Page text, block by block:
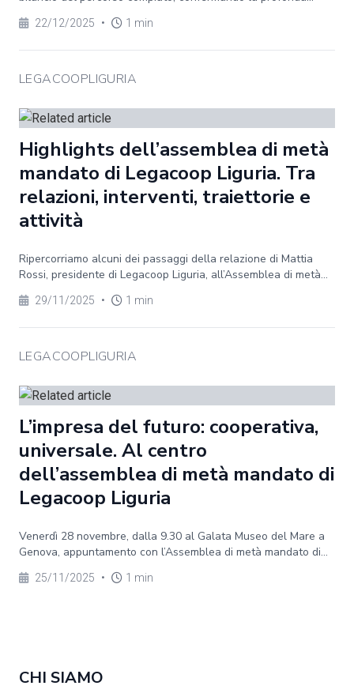
22/12/2025 • 1 min
LEGACOOPLIGURIA
Highlights dell’assemblea di metà
mandato di Legacoop Liguria. Tra
relazioni, interventi, traiettorie e
attività
Ripercorriamo alcuni dei passaggi della relazione di Mattia
Rossi, presidente di Legacoop Liguria, all’Assemblea di metà...
29/11/2025 • 1 min
LEGACOOPLIGURIA
L’impresa del futuro: cooperativa,
universale. Al centro
dell’assemblea di metà mandato di
Legacoop Liguria
Venerdì 28 novembre, dalla 9.30 al Galata Museo del Mare a
Genova, appuntamento con l’Assemblea di metà mandato di...
25/11/2025 • 1 min
CHI SIAMO